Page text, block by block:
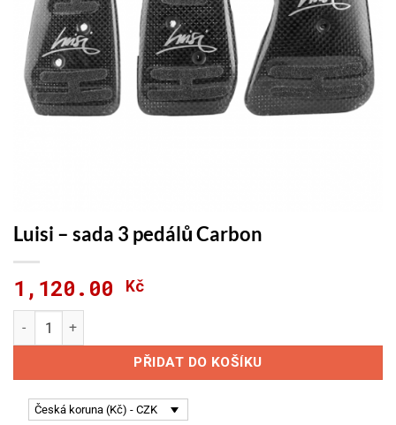
Luisi – sada 3 pedálů Carbon
1,120.00 Kč
Luisi - sada 3 pedálů Carbon množství
PŘIDAT DO KOŠÍKU
Česká koruna (Kč) - CZK